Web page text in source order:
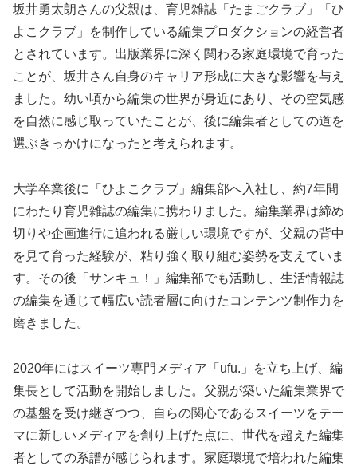
坂井勇太朗さんの父親は、育児雑誌「たまごクラブ」「ひ
よこクラブ」を制作している編集プロダクションの経営者
とされています。出版業界に深く関わる家庭環境で育った
ことが、坂井さん自身のキャリア形成に大きな影響を与え
ました。幼い頃から編集の世界が身近にあり、その空気感
を自然に感じ取っていたことが、後に編集者としての道を
選ぶきっかけになったと考えられます。
大学卒業後に「ひよこクラブ」編集部へ入社し、約7年間
にわたり育児雑誌の編集に携わりました。編集業界は締め
切りや企画進行に追われる厳しい環境ですが、父親の背中
を見て育った経験が、粘り強く取り組む姿勢を支えていま
す。その後「サンキュ！」編集部でも活動し、生活情報誌
の編集を通じて幅広い読者層に向けたコンテンツ制作力を
磨きました。
2020年にはスイーツ専門メディア「ufu.」を立ち上げ、編
集長として活動を開始しました。父親が築いた編集業界で
の基盤を受け継ぎつつ、自らの関心であるスイーツをテー
マに新しいメディアを創り上げた点に、世代を超えた編集
者としての系譜が感じられます。家庭環境で培われた編集